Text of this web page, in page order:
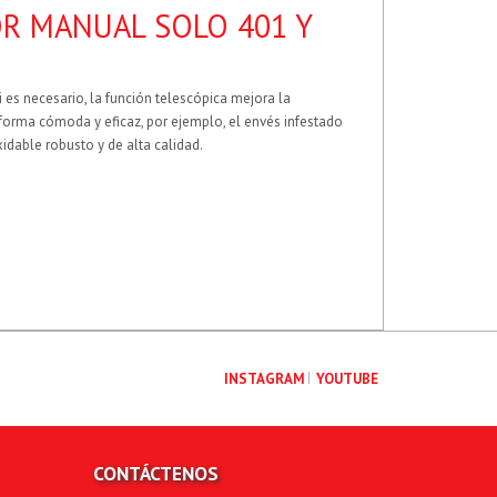
MANUAL SOLO 401 Y
necesario, la función telescópica mejora la
cómoda y eficaz, por ejemplo, el envés infestado
robusto y de alta calidad.
INSTAGRAM YOUTUBE
CONTÁCTENOS